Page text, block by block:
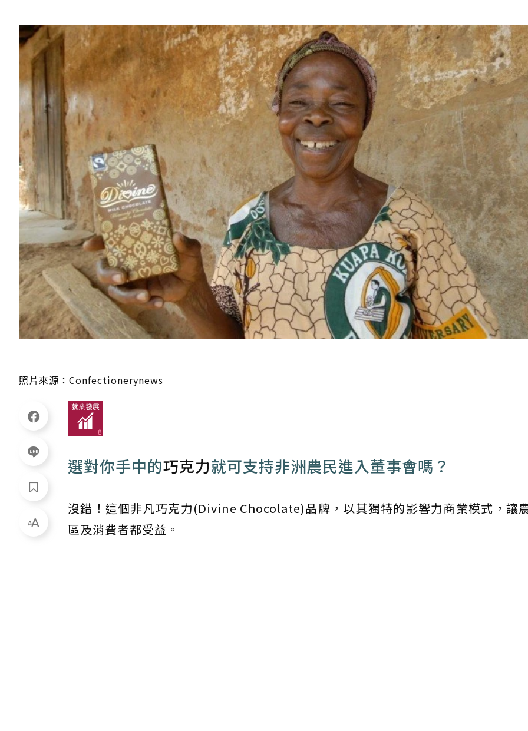
照片來源： Confectionerynews
選對你手中的巧克力就可支持非洲農民進入董事會嗎？
沒錯！這個非凡巧克力(Divine Chocolate)品牌，以其獨特的影響力商業模式，讓
區及消費者都受益。